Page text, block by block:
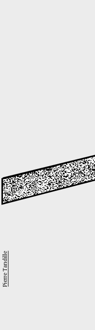
Pierre Tandille